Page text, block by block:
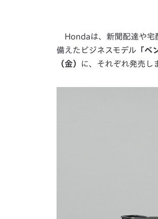
Hondaは、新聞配達や宅
備えたビジネスモデル 「ベ
（金）
に、それぞれ発売し